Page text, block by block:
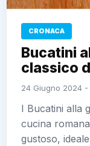
CRONACA
Bucatini
classico
24 Giugno 2024 -
I Bucatini alla
cucina
gustoso,